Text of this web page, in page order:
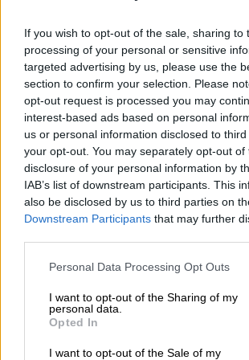
If you wish to opt-out of the sale, sharing to
processing of your personal or sensitive
targeted advertising by us, please use the
section to confirm your selection. Please
opt-out request is processed you may
interest-based ads based on personal
us or personal information disclosed to
your opt-out. You may separately opt-out of
disclosure of your personal information by
IAB’s list of downstream participants. This
also be disclosed by us to third parties on
Downstream Participants that may further
Please note that this website/app uses one
not limited to your visit or usage behaviour.
grant or deny consent to Google and its
use your data for below specified purposes
consent section.
Personal Data Processing Opt Outs
I want to opt-out of the Sharing of my
personal data.
Opted In
I want to opt-out of the Sale of my
Αλέξανδρος Δασκαλάκης ως
του Απεσωκαρίου. Πριν από μία
γιος είχε εμπλακεί σε
που είχε σοκάρει το
συγκεκριμένα σε εκείνη του
Γιακουμάκη- καθώς και τον
Σύμφωνα με τησχηματισθείσα
δικογραφία, στους δύο άνδρες,
32χρονο γιο και στον 59χρονο
εργάτη, φέρεται να
φυσικού αυτουργού
, αναφορικά
επίμαχο συμβάν, και στον
του ενός ρόλοςηθικού
Η δικογραφία αφορά το αδίκημα
θανατηφόρας σωματικής βλάβης